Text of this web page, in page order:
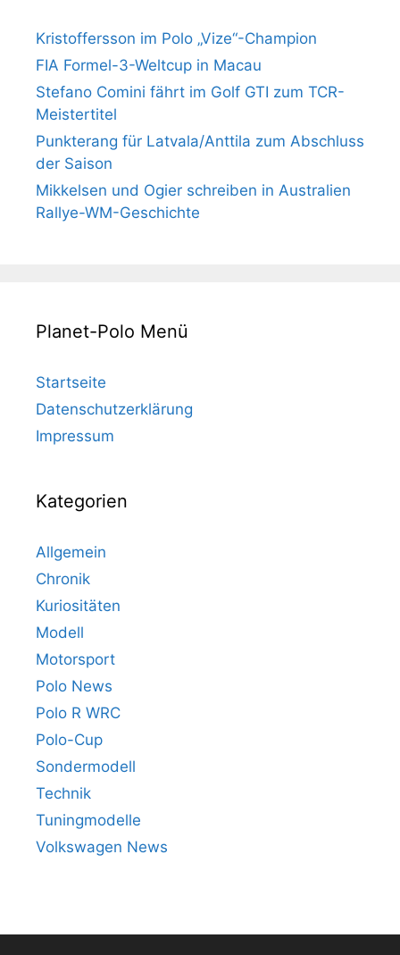
Kristoffersson im Polo „Vize“-Champion
FIA Formel-3-Weltcup in Macau
Stefano Comini fährt im Golf GTI zum TCR-
Meistertitel
Punkterang für Latvala/Anttila zum Abschluss
der Saison
Mikkelsen und Ogier schreiben in Australien
Rallye-WM-Geschichte
Planet-Polo Menü
Startseite
Datenschutzerklärung
Impressum
Kategorien
Allgemein
Chronik
Kuriositäten
Modell
Motorsport
Polo News
Polo R WRC
Polo-Cup
Sondermodell
Technik
Tuningmodelle
Volkswagen News